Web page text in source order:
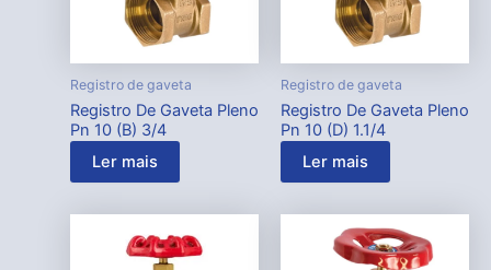
Registro de gaveta
Registro De Gaveta Pleno
Pn 10 (B) 3/4
Ler mais
Registro de gaveta
Registro De Gaveta Pleno
Pn 10 (D) 1.1/4
Ler mais